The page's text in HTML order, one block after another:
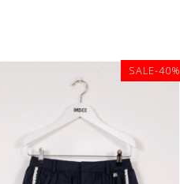
SALE-40%